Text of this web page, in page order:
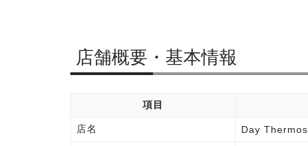
店舗概要・基本情報
項目
店名 Day Thermos